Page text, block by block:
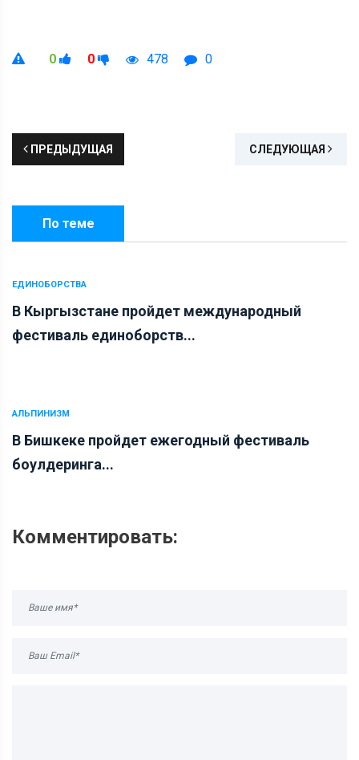
0 0 478 0
ПРЕДЫДУЩАЯ СЛЕДУЮЩАЯ
По теме
ЕДИНОБОРСТВА
В Кыргызстане пройдет международный
фестиваль единоборств...
АЛЬПИНИЗМ
В Бишкеке пройдет ежегодный фестиваль
боулдеринга...
Комментировать: